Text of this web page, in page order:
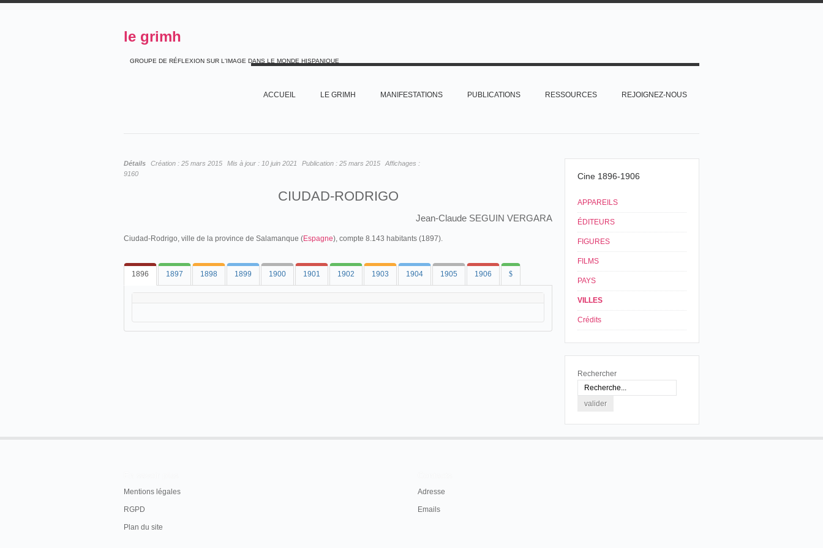
le grimh
GROUPE DE RÉFLEXION SUR L'IMAGE DANS LE MONDE HISPANIQUE
ACCUEIL LE GRIMH MANIFESTATIONS PUBLICATIONS RESSOURCES REJOIGNEZ-NOUS
Détails Création : 25 mars 2015 Mis à jour : 10 juin 2021 Publication : 25 mars 2015
Affichages :
9160
CIUDAD-RODRIGO
Jean-Claude SEGUIN VERGARA
Ciudad-Rodrigo, ville de la province de Salamanque (Espagne), compte 8.143 habitants (1897).
1896 1897 1898 1899 1900 1901 1902 1903 1904 1905 1906 $
Cine 1896-1906
APPAREILS
ÉDITEURS
FIGURES
FILMS
PAYS
VILLES
Crédits
Rechercher
Mentions légales
RGPD
Plan du site
Adresse
Emails